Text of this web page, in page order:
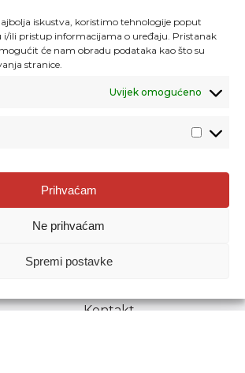
iskustva, koristimo tehnologije poput
i/ili pristup informacijama o uređaju. Pristanak
će nam obradu podataka kao što su
stranice.
Uvijek omogućeno
Prihvaćam
Ne prihvaćam
Spremi postavke
i obrazovanje
Zagreb
dopušteno je uz navođenje izvora.
Kontakt